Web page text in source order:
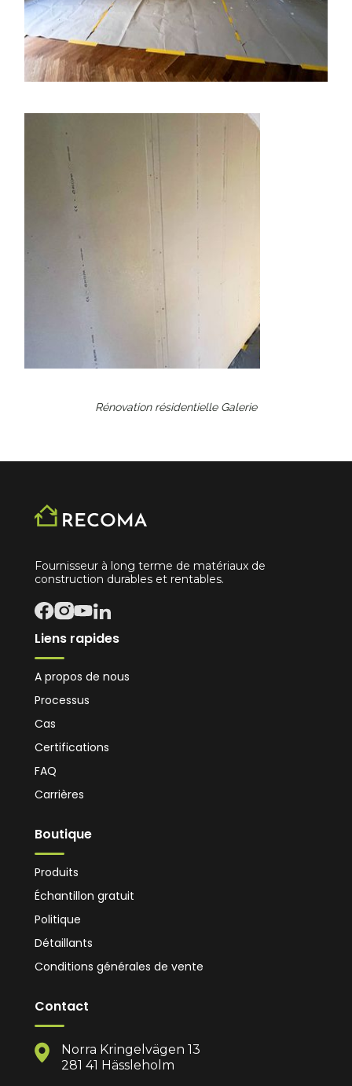
Rénovation résidentielleGalerie
Fournisseur à long terme de matériaux de
construction durables et rentables.
Liens rapides
A propos de nous
Processus
Cas
Certifications
FAQ
Carrières
Boutique
Produits
Échantillon gratuit
Politique
Détaillants
Conditions générales de vente
Contact
Norra Kringelvägen 13
281 41 Hässleholm